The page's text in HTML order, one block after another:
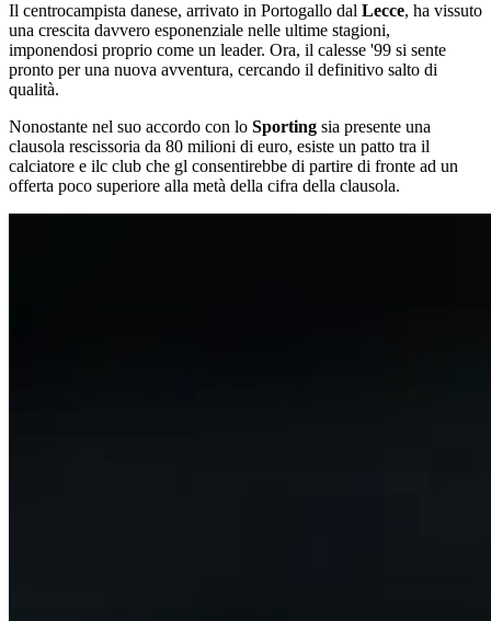
Il centrocampista danese, arrivato in Portogallo dal Lecce, ha vissuto
una crescita davvero esponenziale nelle ultime stagioni,
imponendosi proprio come un leader. Ora, il calesse '99 si sente
pronto per una nuova avventura, cercando il definitivo salto di
qualità.
Nonostante nel suo accordo con lo Sporting sia presente una
clausola rescissoria da 80 milioni di euro, esiste un patto tra il
calciatore e ilc club che gl consentirebbe di partire di fronte ad un
offerta poco superiore alla metà della cifra della clausola.